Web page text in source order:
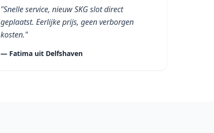
"Snelle service, nieuw SKG slot direct
geplaatst. Eerlijke prijs, geen verborgen
kosten."
— Fatima uit Delfshaven